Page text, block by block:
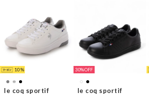
10
le coq sportif
30%
le coq sportif